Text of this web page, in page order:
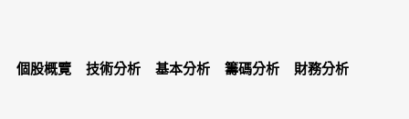
個股概覽 技術分析 基本分析 籌碼分析 財務分析